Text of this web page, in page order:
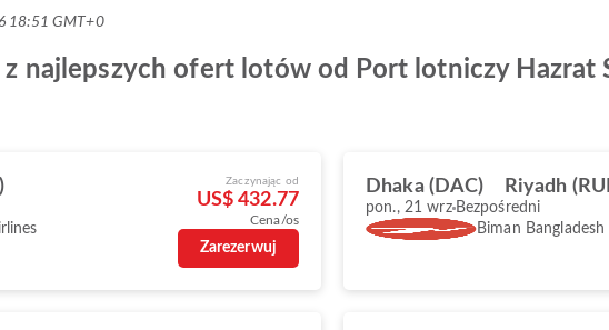
18:51 GMT+0
najlepszych ofert lotów od Port lotniczy Hazrat
Zaczynając od
US$ 432.77
Cena/os
Zarezerwuj
Dhaka (DAC) Riyadh
pon., 21 wrz Bezpośredni
Biman Bangladesh